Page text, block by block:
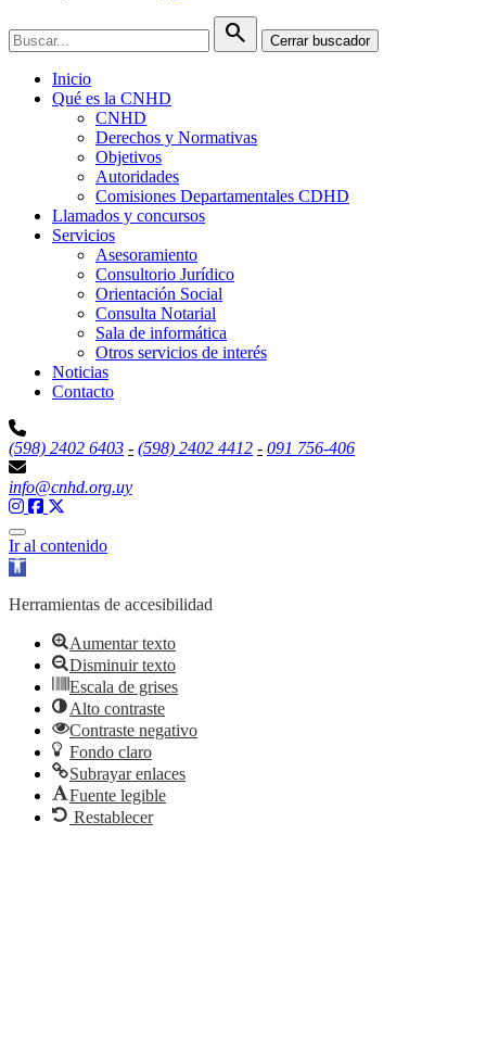
search Cerrar buscador
Inicio
Qué es la CNHD
CNHD
Derechos y Normativas
Objetivos
Autoridades
Comisiones Departamentales CDHD
Llamados y concursos
Servicios
Asesoramiento
Consultorio Jurídico
Orientación Social
Consulta Notarial
Sala de informática
Otros servicios de interés
Noticias
Contacto
(598) 2402 6403 - (598) 2402 4412 - 091 756-406
info@cnhd.org.uy
Ir al contenido
Abrir barra de herramientas
Herramientas de accesibilidad
Aumentar texto
Disminuir texto
Escala de grises
Alto contraste
Contraste negativo
Fondo claro
Subrayar enlaces
Fuente legible
Restablecer